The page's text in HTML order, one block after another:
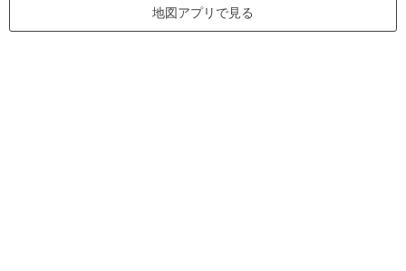
地図アプリで見る